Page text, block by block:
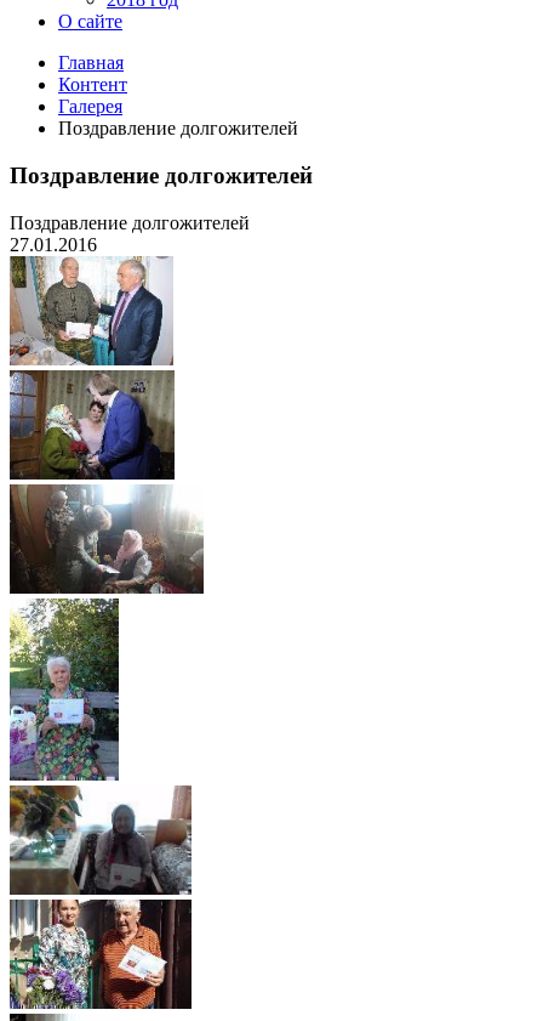
О сайте
Главная
Контент
Галерея
Поздравление долгожителей
Поздравление долгожителей
Поздравление долгожителей
27.01.2016